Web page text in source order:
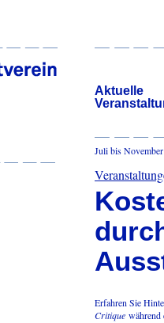
Aktuelle
Juli bis November
Erfahren Sie
Critique während